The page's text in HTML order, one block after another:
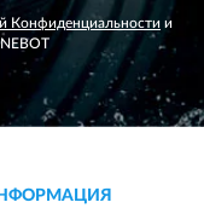
Конфиденциальности и